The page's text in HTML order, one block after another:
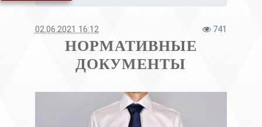
02.06.2021 16:12 741
НОРМАТИВНЫЕ
ДОКУМЕНТЫ